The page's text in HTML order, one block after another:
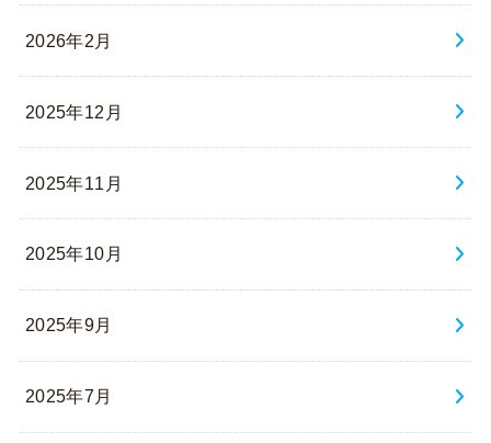
2026年2月
2025年12月
2025年11月
2025年10月
2025年9月
2025年7月